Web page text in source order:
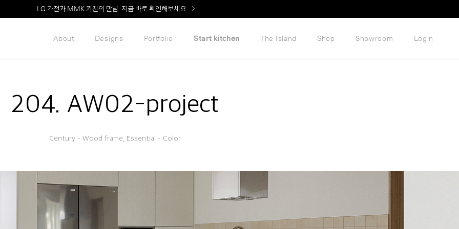
Welcome! 신규 회원가입 시 MMK Shop Coupon (총 60만원) 지급
About Designs Portfolio Start kitchen The Island Shop Showroom Login
204. AW02-project
Century – Wood frame, Essential – Color